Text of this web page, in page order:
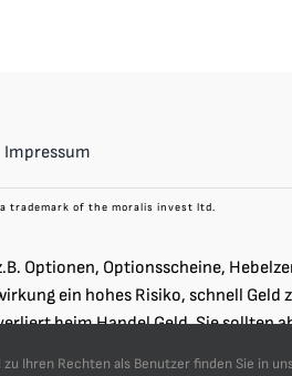
Impressum
trademark of the moralis invest ltd.
Optionen, Optionsscheine,
ein hohes Risiko, schnell
beim Handel Geld. Sie sollten
Ihren Rechten als Benutzer finden Sie in